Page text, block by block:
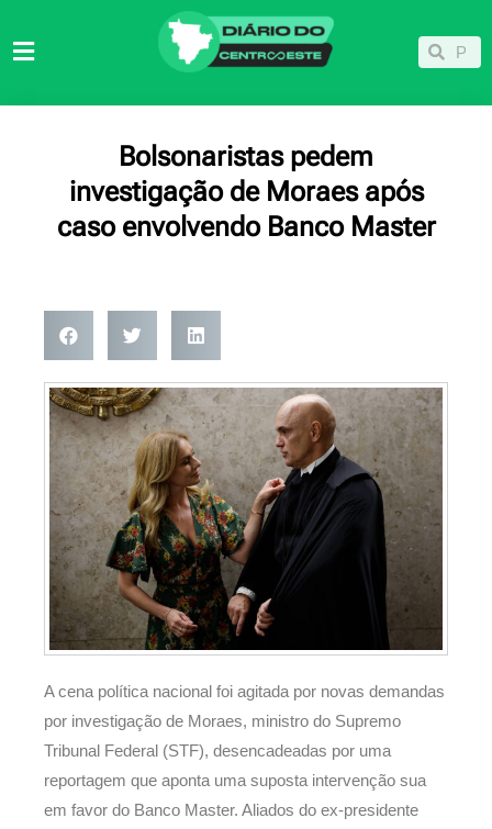
para
Pesquisar
Bolsonaristas pedem
investigação de Moraes após
caso envolvendo Banco Master
A cena política nacional foi agitada por novas demandas
por investigação de Moraes, ministro do Supremo
Tribunal Federal (STF), desencadeadas por uma
reportagem que aponta uma suposta intervenção sua
em favor do Banco Master. Aliados do ex-presidente